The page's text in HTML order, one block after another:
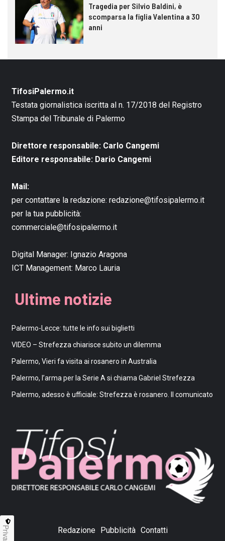
Tragedia per Silvio Baldini, è
scomparsa la figlia Valentina a 30
anni
TifosiPalermo.it
Testata giornalistica iscritta al n. 17/2018 del Registro
Stampa del Tribunale di Palermo
Direttore responsabile: Carlo Cangemi
Editore responsabile: Dario Cangemi
Mail:
per contattare la redazione: redazione@tifosipalermo.it
per la tua pubblicità:
commerciale@tifosipalermo.it
Digital Manager: Ignazio Aragona
ICT Management: Marco Lauria
Ultime notizie
Palermo-Lecce: tutte le info sui biglietti
VIDEO – Strefezza chiarisce subito un dilemma
Palermo, Vieri fa visita ai rosanero in Australia
Palermo, l’arma per la Serie A si chiama Gabriel Strefezza
Palermo, adesso è ufficiale: Strefezza è rosanero. Il comunicato
Redazione Pubblicità Contatti